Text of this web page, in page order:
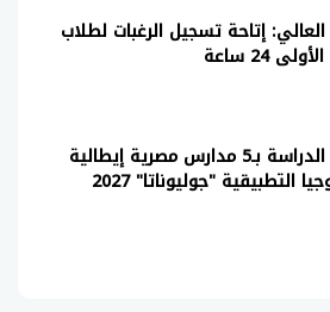
العالي: إتاحة تسجيل الرغبات لطلاب
24 ساعة
انطلاق الدراسة بـ5 مدارس مصرية إيطالية
التطبيقية "جوليوناتا" 2027